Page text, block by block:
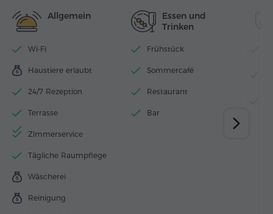
Allgemein
Wi-Fi
Haustiere erlaubt
24/7 Rezeption
Terrasse
Zimmerservice
Tägliche Raumpflege
Wäscherei
Reinigung
Essen und
Trinken
Frühstück
Sommercafé
Restaurant
Bar